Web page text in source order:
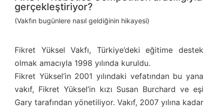
gerçekleştiriyor?
(Vakfın bugünlere nasıl geldiğinin hikayesi)
Fikret Yüksel Vakfı, Türkiye’deki eğitime destek
olmak amacıyla 1998 yılında kuruldu.
Fikret Yüksel’in 2001 yılındaki vefatından bu yana
vakıf, Fikret Yüksel’in kızı Susan Burchard ve eşi
Gary tarafından yönetiliyor. Vakıf, 2007 yılına kadar